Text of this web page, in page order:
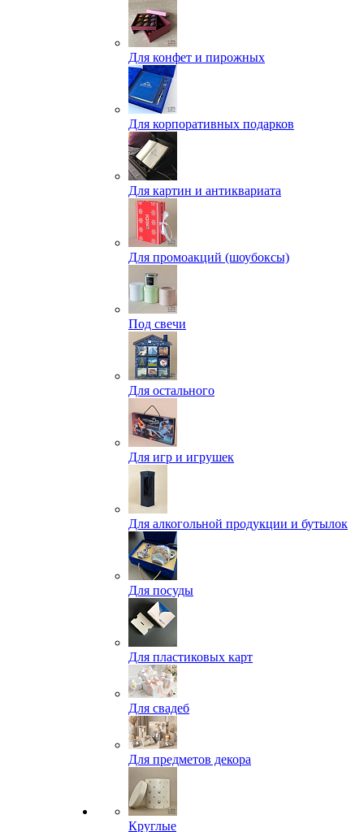
Для конфет и пирожных
Для корпоративных подарков
Для картин и антиквариата
Для промоакций (шоубоксы)
Под свечи
Для остального
Для игр и игрушек
Для алкогольной продукции и бутылок
Для посуды
Для пластиковых карт
Для свадеб
Для предметов декора
Круглые